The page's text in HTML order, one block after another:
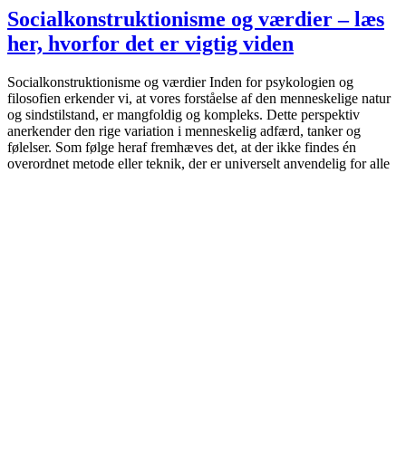
Socialkonstruktionisme og værdier – læs
her, hvorfor det er vigtig viden
Socialkonstruktionisme og værdier Inden for psykologien og
filosofien erkender vi, at vores forståelse af den menneskelige natur
og sindstilstand, er mangfoldig og kompleks. Dette perspektiv
anerkender den rige variation i menneskelig adfærd, tanker og
følelser. Som følge heraf fremhæves det, at der ikke findes én
overordnet metode eller teknik, der er universelt anvendelig for alle